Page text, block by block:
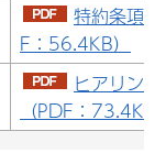
特約条項
F：56.4KB）
ヒアリン
（PDF：73.4KB